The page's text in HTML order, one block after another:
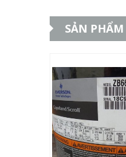
SẢN